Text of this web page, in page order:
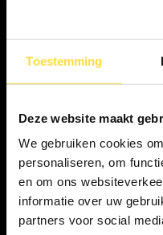
Toestemming
Deze website maakt
We gebruiken cookies
personaliseren, om
en om ons
informatie over uw
partners voor social